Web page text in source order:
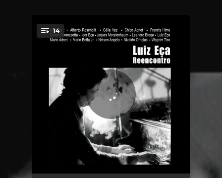
You're all set!
14